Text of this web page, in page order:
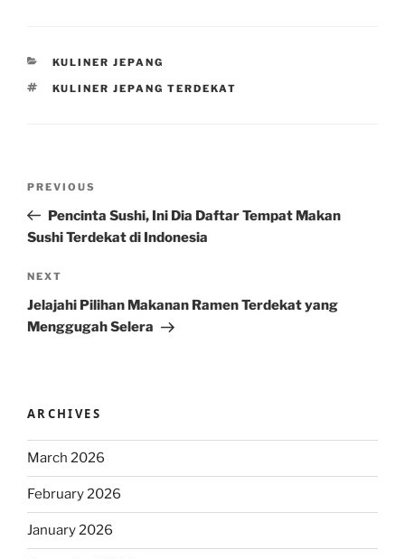
CATEGORIES
KULINER JEPANG
TAGS
KULINER JEPANG TERDEKAT
Previous
Post
PREVIOUS
Pencinta Sushi, Ini Dia Daftar Tempat Makan
Sushi Terdekat di Indonesia
Next
Post
NEXT
Jelajahi Pilihan Makanan Ramen Terdekat yang
Menggugah Selera
ARCHIVES
March 2026
February 2026
January 2026